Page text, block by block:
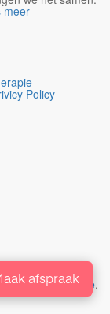
meer
Policy
e-commerce.